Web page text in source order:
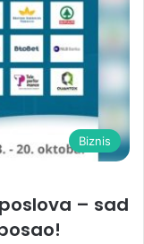
Biznis
– sad